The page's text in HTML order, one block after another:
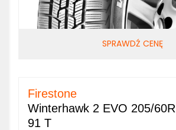
SPRAWDŹ CENĘ
Firestone
Winterhawk 2 EVO 205/
91 T